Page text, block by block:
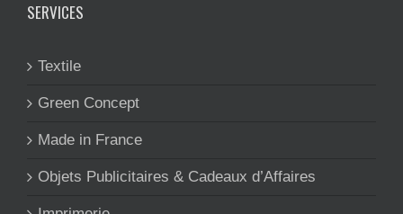
SERVICES
Textile
Green Concept
Made in France
Objets Publicitaires & Cadeaux d’Affaires